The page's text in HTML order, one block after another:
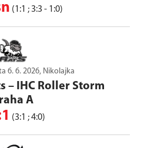
(1:1 ; 3:3 - 1:0)
6. 6. 2026, Nikolajka
– IHC Roller Storm
A
(3:1 ; 4:0)